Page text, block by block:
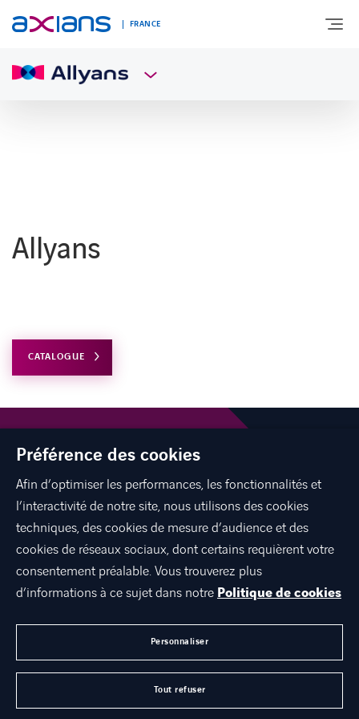
FRANCE
SECTEURS D’ACTIVITÉ
Carrières
Implantations
Nous contacter
YOUTUBESPOTIFY
Allyans
CATALOGUE
linkedinyoutubespotify
DÉCOUVREZ AXIANS
CARRIÈRES
NOUS CONTACTER
Préférence des cookies
Afin d’optimiser les performances, les fonctionnalités et
l’interactivité de notre site, nous utilisons des cookies
techniques, des cookies de mesure d’audience et des
cookies de réseaux sociaux, dont certains requièrent votre
consentement préalable. Vous trouverez plus
d’informations à ce sujet dans notre Politique de cookies
Personnaliser
Tout refuser